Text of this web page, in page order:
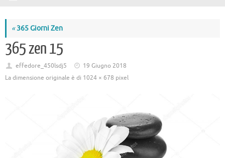
«365 Giorni Zen
365 zen 15
effedore_450lsdj5
19 Giugno 2018
La dimensione originale è di 1024 × 678 pixel